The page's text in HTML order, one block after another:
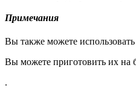
Примечания
Вы также можете
Вы можете приготовить их на
.